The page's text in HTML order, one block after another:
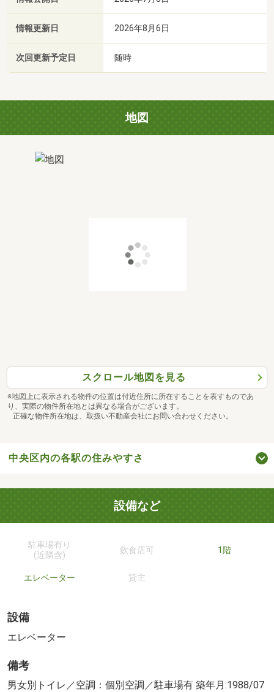
情報更新日 2026年8月6日
次回更新予定日 随時
地図
スクロール地図を見る
※地図上に表示される物件の位置は付近住所に所在することを表すものであ
り、実際の物件所在地とは異なる場合がございます。
正確な物件所在地は、取扱い不動産会社にお問い合わせください。
中央区内の各駅の住みやすさ
設備など
駐車場有り
(近隣含)
飲食店可 1階
エレベーター 貸主
設備
エレベーター
備考
男女別トイレ／空調：個別空調／駐車場有 築年月:1988/07